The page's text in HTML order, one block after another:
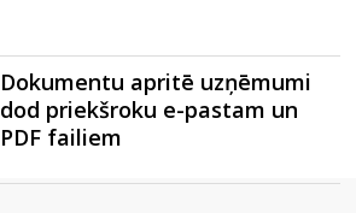
Dokumentu apritē uzņēmumi
dod priekšroku e-pastam un
PDF failiem